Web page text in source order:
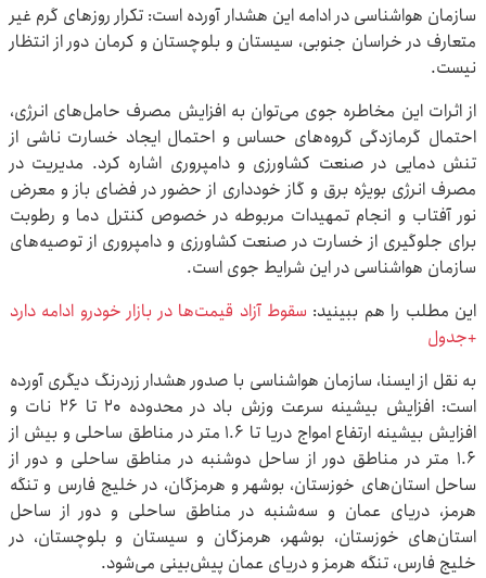
سازمان هواشناسی در ادامه این هشدار آورده است: تکرار روزهای گرم غیر
متعارف در خراسان جنوبی، سیستان و بلوچستان و کرمان دور از انتظار
نیست.
از اثرات این مخاطره جوی می‌توان به افزایش مصرف حامل‌های انرژی،
احتمال گرمازدگی گروه‌های حساس و احتمال ایجاد خسارت ناشی از
تنش دمایی در صنعت کشاورزی و دامپروری اشاره کرد. مدیریت در
مصرف انرژی بویژه برق و گاز خودداری از حضور در فضای باز و معرض
نور آفتاب و انجام تمهیدات مربوطه در خصوص کنترل دما و رطوبت
برای جلوگیری از خسارت در صنعت کشاورزی و دامپروری از توصیه‌های
سازمان هواشناسی در این شرایط جوی است.
این مطلب را هم ببینید: سقوط آزاد قیمت‌ها در بازار خودرو ادامه دارد
+جدول
به نقل از ایسنا، سازمان هواشناسی با صدور هشدار زردرنگ دیگری آورده
است: افزایش بیشینه سرعت وزش باد در محدوده ۲۰ تا ۲۶ نات و
افزایش بیشینه ارتفاع امواج دریا تا ۱.۶ متر در مناطق ساحلی و بیش از
۱.۶ متر در مناطق دور از ساحل دوشنبه در مناطق ساحلی و دور از
ساحل استان‌های خوزستان، بوشهر و هرمزگان، در خلیج فارس و تنگه
هرمز، دریای عمان و سه‌شنبه در مناطق ساحلی و دور از ساحل
استان‌های خوزستان، بوشهر، هرمزگان و سیستان و بلوچستان، در
خلیج فارس، تنگه هرمز و دریای عمان پیش‌بینی می‌شود.